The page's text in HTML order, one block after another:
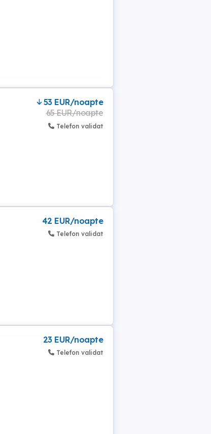
53 EUR/noapte
65 EUR/noapte
Telefon validat
42 EUR/noapte
Telefon validat
23 EUR/noapte
Telefon validat